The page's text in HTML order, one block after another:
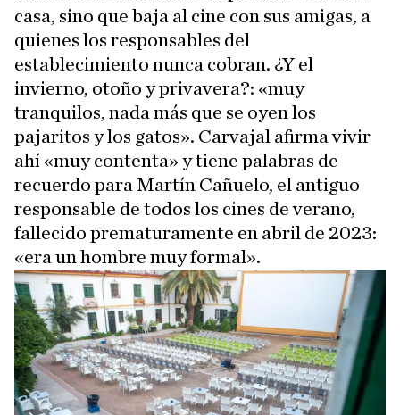
casa, sino que baja al cine con sus amigas, a
quienes los responsables del
establecimiento nunca cobran. ¿Y el
invierno, otoño y privavera?: «muy
tranquilos, nada más que se oyen los
pajaritos y los gatos». Carvajal afirma vivir
ahí «muy contenta» y tiene palabras de
recuerdo para Martín Cañuelo, el antiguo
responsable de todos los cines de verano,
fallecido prematuramente en abril de 2023:
«era un hombre muy formal».